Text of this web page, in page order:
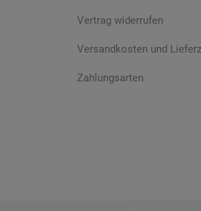
Vertrag widerrufen
Versandkosten und
Zahlungsarten